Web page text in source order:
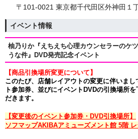
〒101-0021 東京都千代田区外神田１
イベント情報
柚乃りか『えちえち心理カウンセラーのケ
うな件』DVD発売記念イベント
【商品引換場所変更について】
このたび、店舗レイアウトの変更に伴いまし
ト参加券、並びにイベントDVDの引換場所
だきます。
【変更後のイベント参加券・DVD引換場所】
ソフマップAKIBAアミューズメント館 5階